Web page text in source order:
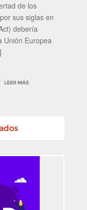
de los
sus siglas en
debería
Unión Europea